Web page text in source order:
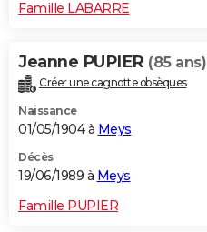
Famille LABARRE
Jeanne PUPIER (85 ans)
Créer une cagnotte obsèques
Naissance
01/05/1904 à Meys
Décès
19/06/1989 à Meys
Famille PUPIER